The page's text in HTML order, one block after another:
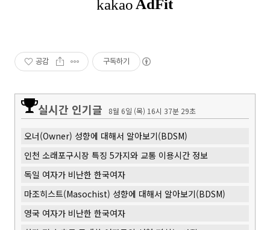
공감 구독하기
실시간 인기글 8월 6일 (목) 16시 37분 29초
오너(Owner) 성향에 대해서 알아보기(BDSM)
인천 소래포구시장 특징 5가지와 교통 이용시간 정보
독일 여자가 비난한 한국여자
마조히스트(Masochist) 성향에 대해서 알아보기(BDSM)
영국 여자가 비난한 한국여자